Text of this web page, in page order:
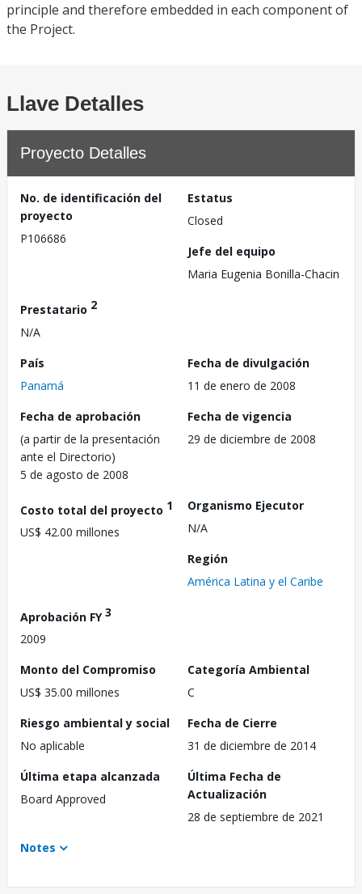
principle and therefore embedded in each component of
the Project.
Llave Detalles
Proyecto Detalles
No. de identificación del
proyecto
P106686
Estatus
Closed
Jefe del equipo
Maria Eugenia Bonilla-Chacin
Prestatario 2
N/A
País
Panamá
Fecha de divulgación
11 de enero de 2008
Fecha de aprobación
(a partir de la presentación
ante el Directorio)
5 de agosto de 2008
Fecha de vigencia
29 de diciembre de 2008
Costo total del proyecto 1
US$ 42.00 millones
Organismo Ejecutor
N/A
Región
América Latina y el Caribe
Aprobación FY3
2009
Monto del Compromiso
US$ 35.00 millones
Categoría Ambiental
C
Riesgo ambiental y social
No aplicable
Fecha de Cierre
31 de diciembre de 2014
Última etapa alcanzada
Board Approved
Última Fecha de
Actualización
28 de septiembre de 2021
Notes